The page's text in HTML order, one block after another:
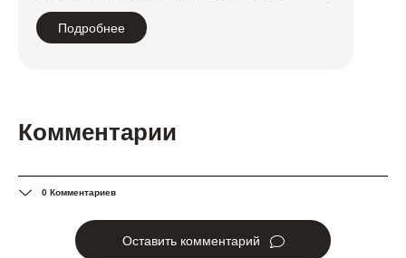
гостиные и требовательных слушателей.
От младших моделей серии (Krypton 6 и
Krypton 9) её отличает удвоенное
Подробнее
Комментарии
0 Комментариев
Оставить комментарий